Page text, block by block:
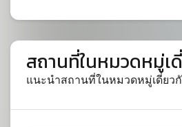
สถานที่ในหมวดหมู่เ
แนะนำสถานที่ในหมวดหมู่เดี่ยว